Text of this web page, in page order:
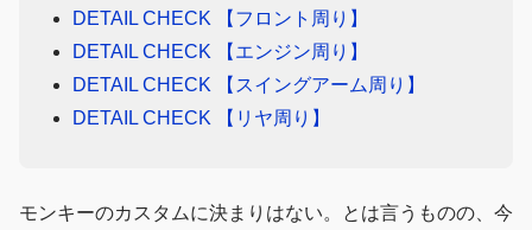
DETAIL CHECK 【フロント周り】
DETAIL CHECK 【エンジン周り】
DETAIL CHECK 【スイングアーム周り】
DETAIL CHECK 【リヤ周り】
モンキーのカスタムに決まりはない。とは言うものの、今